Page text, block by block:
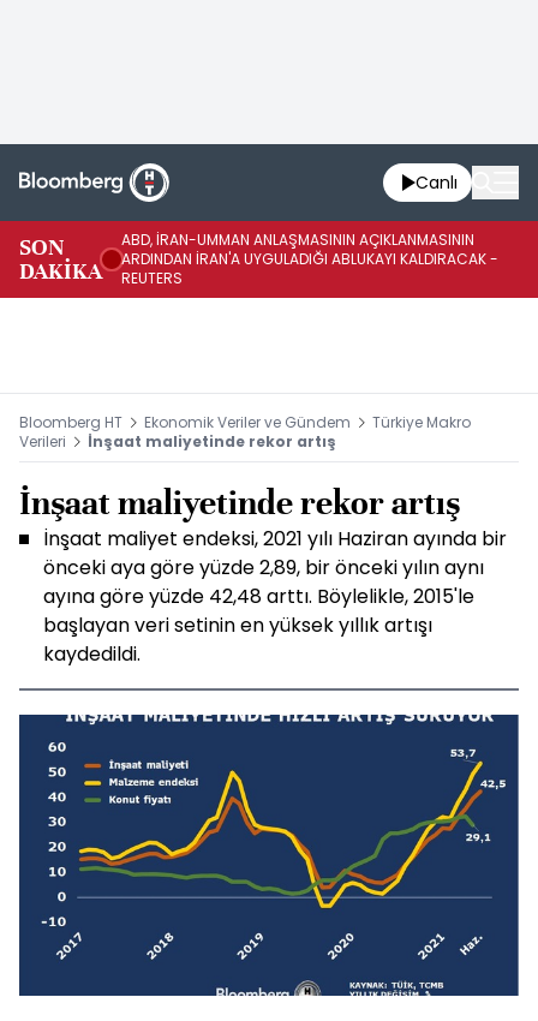
Canlı
SON
DAKİKA
ABD, İRAN-UMMAN ANLAŞMASININ AÇIKLANMASININ
ARDINDAN İRAN'A UYGULADIĞI ABLUKAYI KALDIRACAK -
REUTERS
Bloomberg HT Ekonomik Veriler ve Gündem
Türkiye Makro
Verileri
İnşaat maliyetinde rekor artış
İnşaat maliyetinde rekor artış
İnşaat maliyet endeksi, 2021 yılı Haziran ayında bir
önceki aya göre yüzde 2,89, bir önceki yılın aynı
ayına göre yüzde 42,48 arttı. Böylelikle, 2015'le
başlayan veri setinin en yüksek yıllık artışı
kaydedildi.